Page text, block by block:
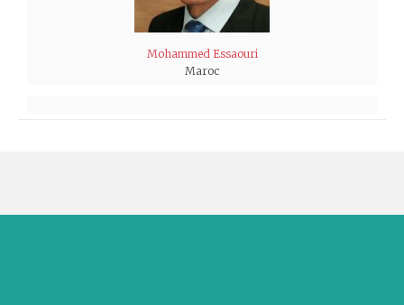
Mohammed Essaouri
Maroc